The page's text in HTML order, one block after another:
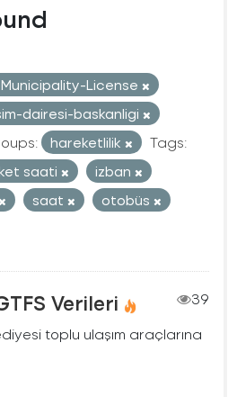
License
dairesi-baskanligi
hareketlilik
Tags:
saati
izban
saat
otobüs
Verileri
39
toplu ulaşım araçlarına